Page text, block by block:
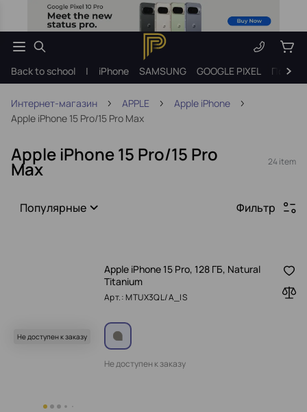
Back to school | iPhone SAMSUNG GOOGLE PIXEL
Интернет-магазин APPLE
Apple iPhone
Apple iPhone 15 Pro/15 Pro Max
Apple iPhone 15 Pro/15 Pro
Max 24 item
Популярные Фильтр
Не доступен к заказу
Apple iPhone 15 Pro, 128 ГБ, Natural
Titanium
Арт.: MTUX3QL/A_IS
Не доступен к заказу